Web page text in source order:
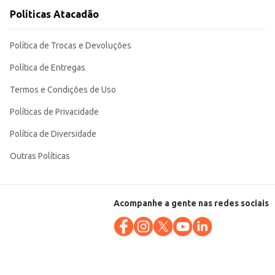
Políticas Atacadão
Política de Trocas e Devoluções
Política de Entregas
Termos e Condições de Uso
Políticas de Privacidade
Política de Diversidade
Outras Políticas
Acompanhe a gente nas redes sociais